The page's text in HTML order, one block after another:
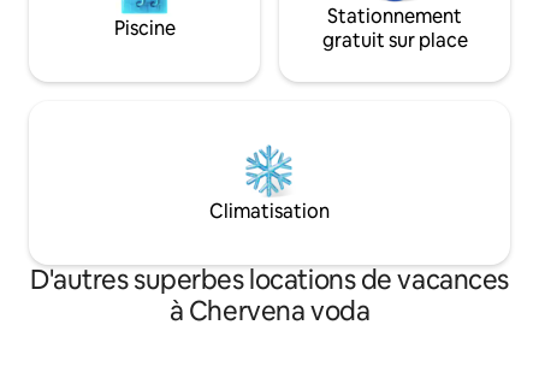
Piscine
Stationnement
gratuit sur place
Climatisation
D'autres superbes locations de vacances
à Chervena voda